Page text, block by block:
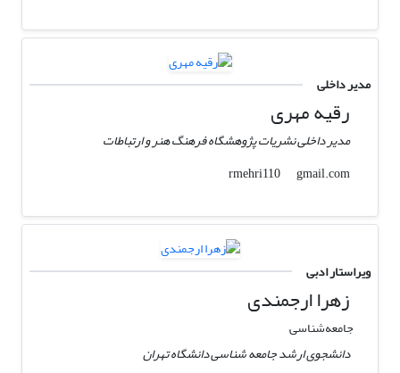
مدیر داخلی
رقیه مهری
مدیر داخلی نشریات پژوهشگاه فرهنگ هنر و ارتباطات
rmehri110
gmail.com
ویراستار ادبی
زهرا ارجمندی
جامعه‌شناسی
دانشجوی ارشد جامعه شناسی دانشگاه تهران